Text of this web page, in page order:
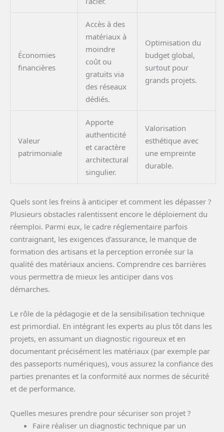
Économies
financières
Accès à des
matériaux à
moindre
coût ou
gratuits via
des réseaux
dédiés.
Optimisation du
budget global,
surtout pour
grands projets.
Valeur
patrimoniale
Apporte
authenticité
et caractère
architectural
singulier.
Valorisation
esthétique avec
une empreinte
durable.
Quels sont les freins à anticiper et comment les dépasser ?
Plusieurs obstacles ralentissent encore le déploiement du
réemploi. Parmi eux, le cadre réglementaire parfois
contraignant, les exigences d’assurance, le manque de
formation des artisans et la perception erronée sur la
qualité des matériaux anciens. Comprendre ces barrières
vous permettra de mieux les anticiper dans vos
démarches.
Le rôle de la pédagogie et de la sensibilisation technique
est primordial. En intégrant les experts au plus tôt dans les
projets, en assumant un diagnostic rigoureux et en
documentant précisément les matériaux (par exemple par
des passeports numériques), vous assurez la confiance des
parties prenantes et la conformité aux normes de sécurité
et de performance.
Quelles mesures prendre pour sécuriser son projet ?
Faire réaliser un diagnostic technique par un